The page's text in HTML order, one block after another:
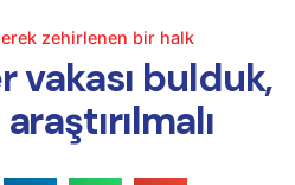
zehirlenen bir halk
vakası bulduk,